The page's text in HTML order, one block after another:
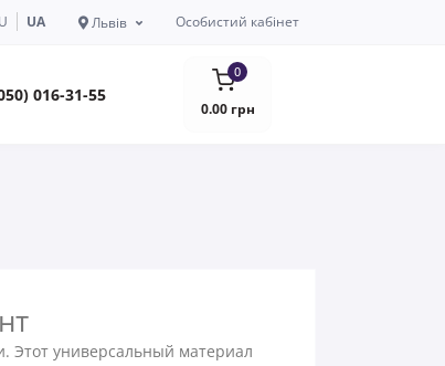
UA Львів Особистий кабінет
016-31-55
0
0.00 грн
Этот универсальный материал